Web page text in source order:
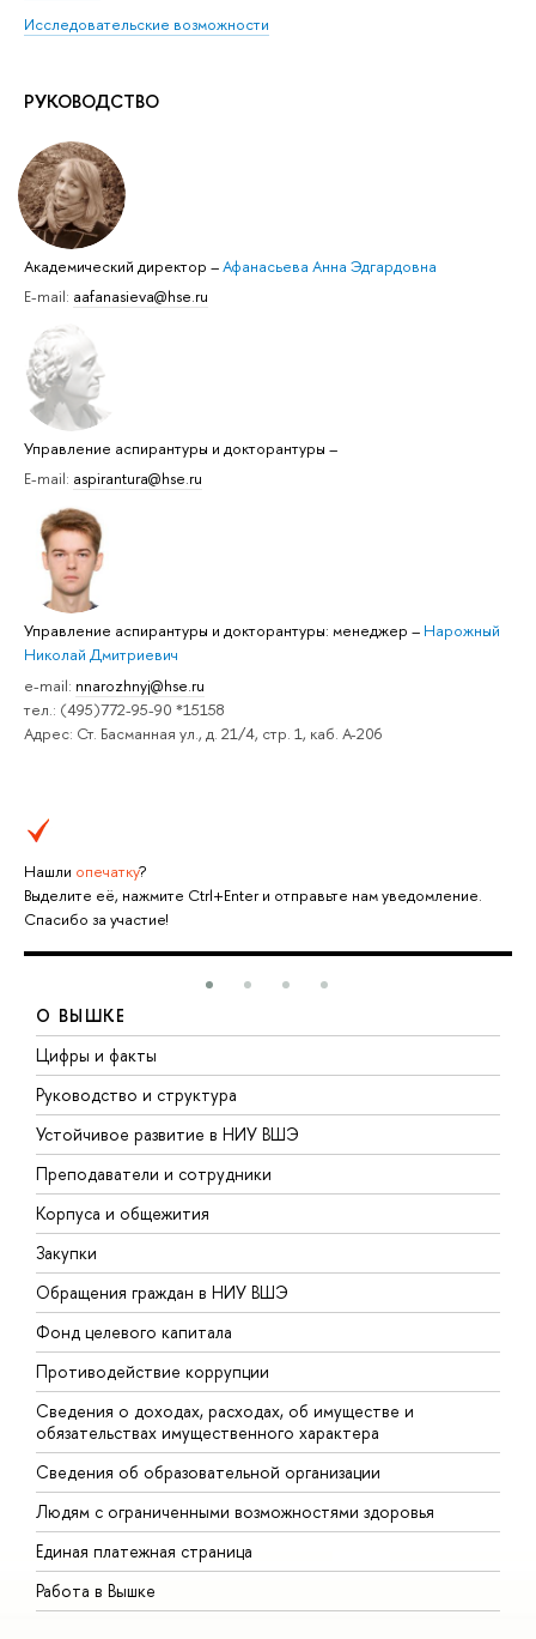
Исследовательские возможности
РУКОВОДСТВО
Академический директор –Афанасьева Анна Эдгардовна
E-mail: aafanasieva@hse.ru
Управление аспирантуры и докторантуры –
E-mail: aspirantura@hse.ru
Управление аспирантуры и докторантуры: менеджер – Нарожный
Николай Дмитриевич
e-mail: nnarozhnyj@hse.ru
тел.: (495)772-95-90 *15158
Адрес: Ст. Басманная ул., д. 21/4, стр. 1, каб. А-206
Нашли опечатку?
Выделите её, нажмите Ctrl+Enter и отправьте нам уведомление.
Спасибо за участие!
О ВЫШКЕ
Цифры и факты
Руководство и структура
Устойчивое развитие в НИУ ВШЭ
Преподаватели и сотрудники
Корпуса и общежития
Закупки
Обращения граждан в НИУ ВШЭ
Фонд целевого капитала
Противодействие коррупции
Сведения о доходах, расходах, об имуществе и
обязательствах имущественного характера
Сведения об образовательной организации
Людям с ограниченными возможностями здоровья
Единая платежная страница
Работа в Вышке